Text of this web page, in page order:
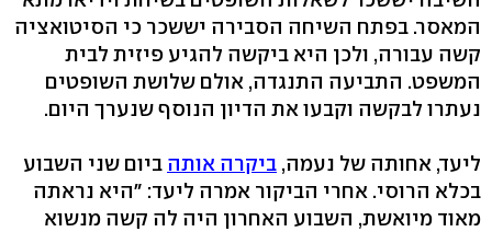
המאסר. בפתח השיחה הסבירה יששכר כי הסיטואציה
קשה עבורה, ולכן היא ביקשה להגיע פיזית לבית
המשפט. התביעה התנגדה, אולם שלושת השופטים
נעתרו לבקשה וקבעו את הדיון הנוסף שנערך היום.
ליעד, אחותה של נעמה, ביקרה אותה ביום שני השבוע
בכלא הרוסי. אחרי הביקור אמרה ליעד: "היא נראתה
מאוד מיואשת, השבוע האחרון היה לה קשה מנשוא